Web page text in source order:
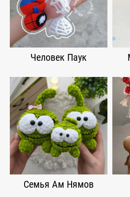
Человек Паук
Семья Ам Нямов